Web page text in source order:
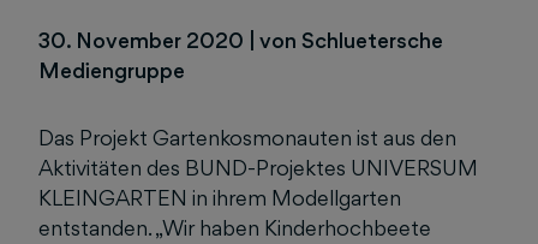
30. November 2020
von Schluetersche
Mediengruppe
Das Projekt Gartenkosmonauten ist aus den
Aktivitäten des BUND-Projektes UNIVERSUM
KLEINGARTEN in ihrem Modellgarten
entstanden. „Wir haben Kinderhochbeete